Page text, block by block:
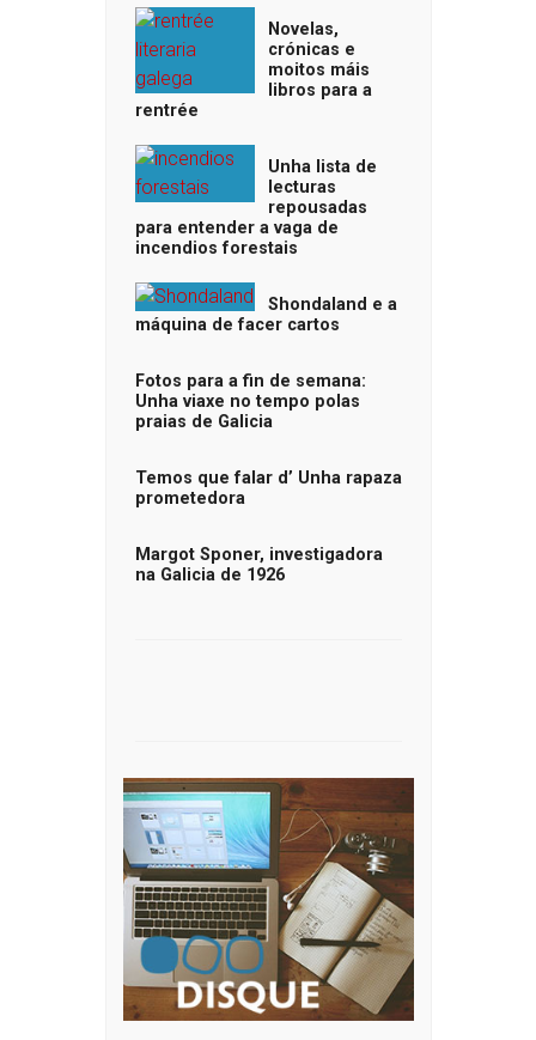
Novelas,
crónicas e
moitos máis
libros para a
rentrée
Unha lista de
lecturas
repousadas
para entender a vaga de
incendios forestais
Shondaland e a
máquina de facer cartos
Fotos para a fin de semana:
Unha viaxe no tempo polas
praias de Galicia
Temos que falar d’ Unha rapaza
prometedora
Margot Sponer, investigadora
na Galicia de 1926